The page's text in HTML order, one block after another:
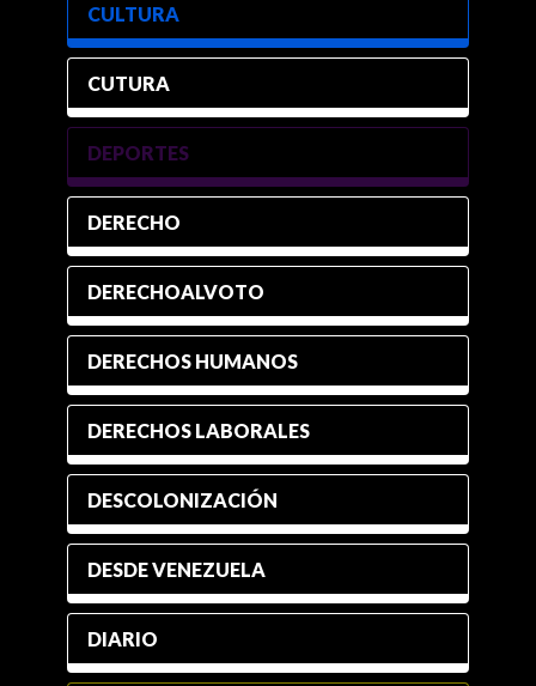
CULTURA
CUTURA
DEPORTES
DERECHO
DERECHOALVOTO
DERECHOS HUMANOS
DERECHOS LABORALES
DESCOLONIZACIÓN
DESDE VENEZUELA
DIARIO